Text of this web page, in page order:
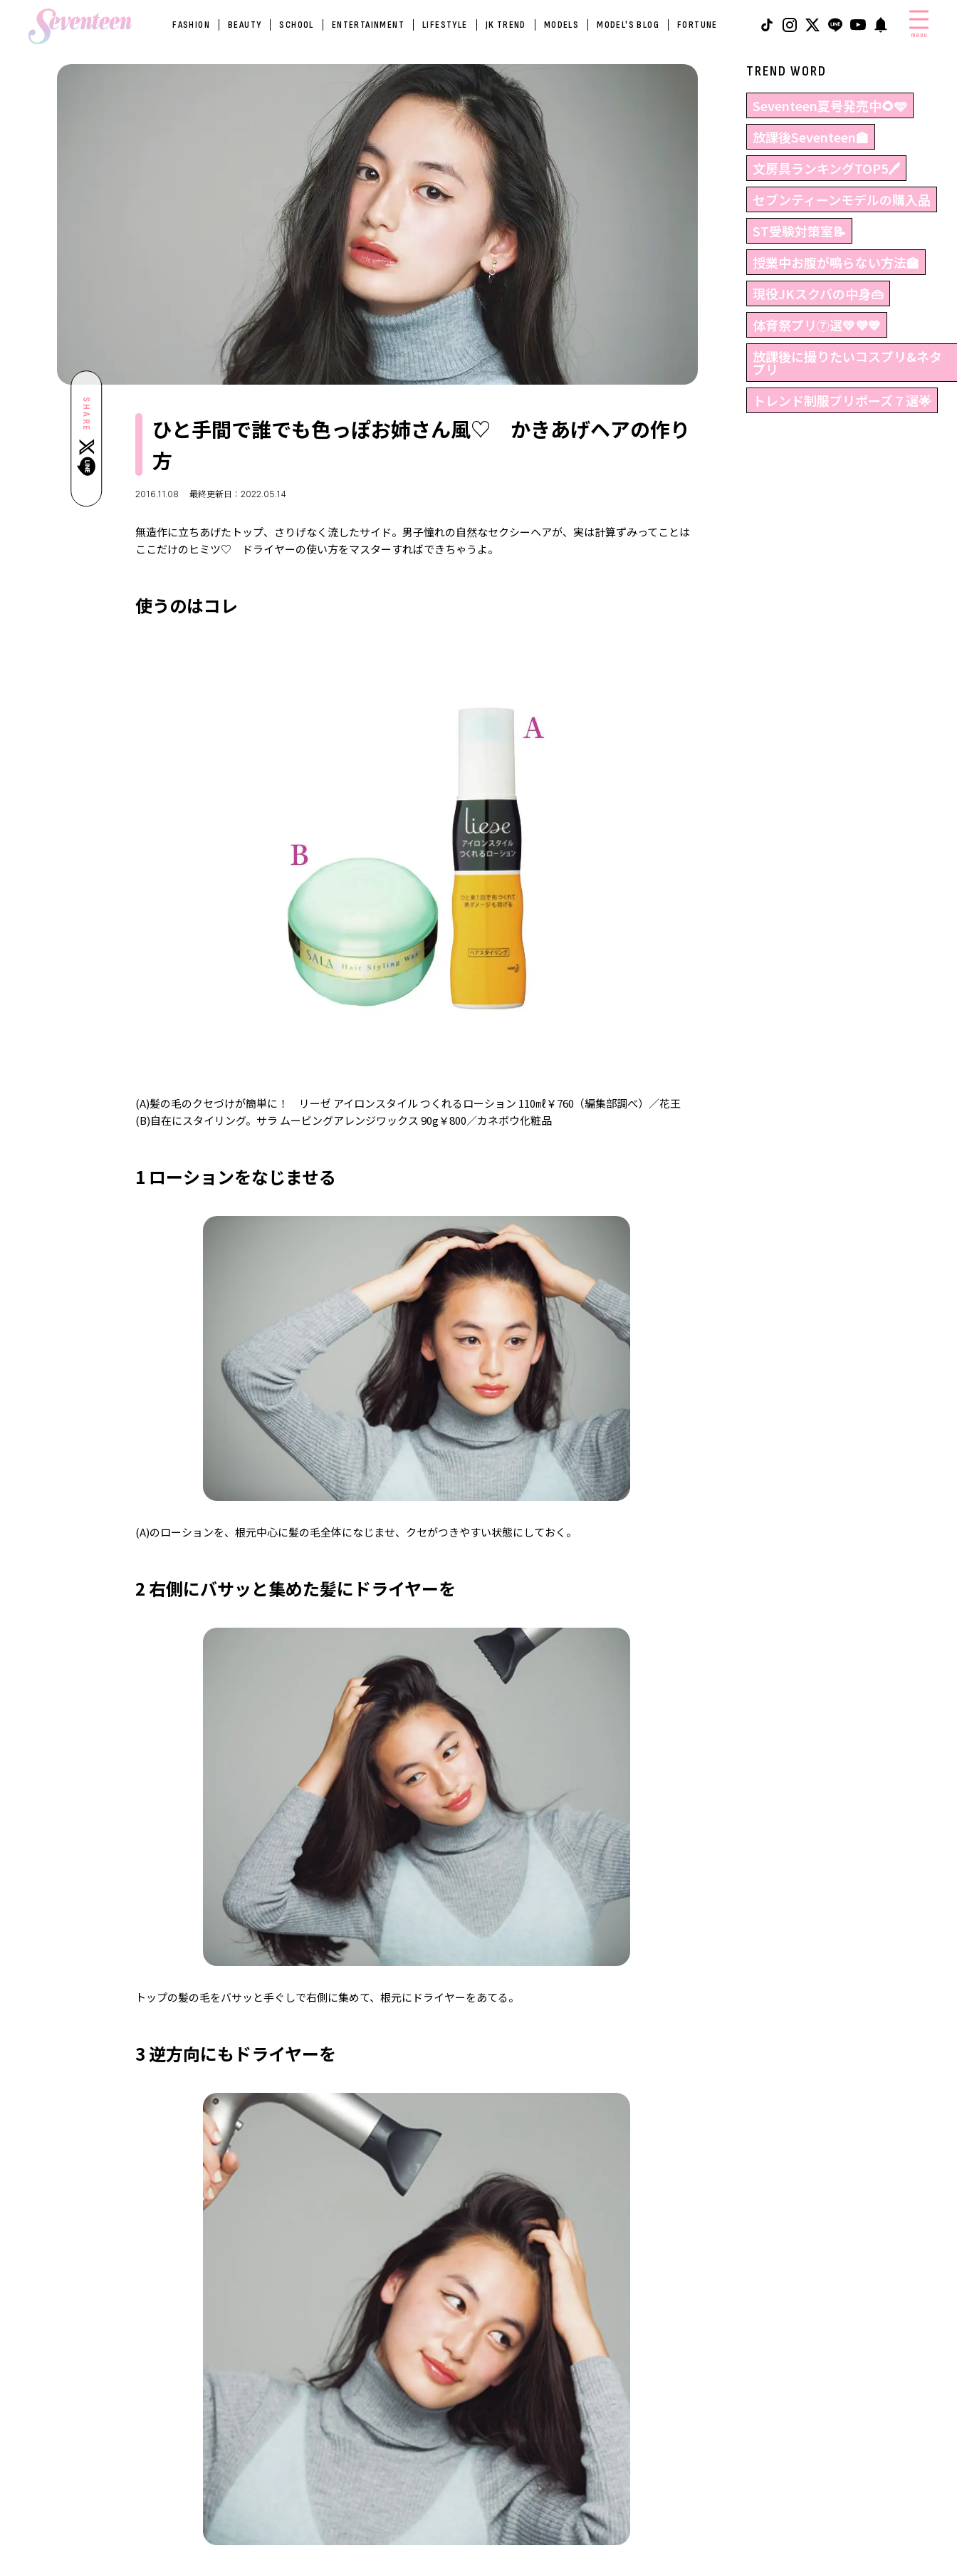
FASHION BEAUTY SCHOOL ENTERTAINMENT LIFESTYLE JK TREND MODELS MODEL'S BLOG FORTUNE
menu
SHARE
ひと手間で誰でも色っぽお姉さん風♡ かきあげヘアの作り
方
2016.11.08 最終更新日：2022.05.14
無造作に立ちあげたトップ、さりげなく流したサイド。男子憧れの自然なセクシーヘアが、実は計算ずみってことは
ここだけのヒミツ♡ ドライヤーの使い方をマスターすればできちゃうよ。
使うのはコレ
(A)髪の毛のクセづけが簡単に！ リーゼ アイロンスタイル つくれるローション 110㎖￥760（編集部調べ）／花王
(B)自在にスタイリング。サラ ムービングアレンジワックス 90g￥800／カネボウ化粧品
1 ローションをなじませる
(A)のローションを、根元中心に髪の毛全体になじませ、クセがつきやすい状態にしておく。
2 右側にバサッと集めた髪にドライヤーを
トップの髪の毛をバサッと手ぐしで右側に集めて、根元にドライヤーをあてる。
3 逆方向にもドライヤーを
TREND WORD
Seventeen夏号発売中🌻🩵
放課後Seventeen🏫
文房具ランキングTOP5🖊
セブンティーンモデルの購入品
ST受験対策室📝
授業中お腹が鳴らない方法🏫
現役JKスクバの中身👜
体育祭プリ⑦選💛💜💙
放課後に撮りたいコスプリ&ネタ
プリ
トレンド制服プリポーズ７選🌟